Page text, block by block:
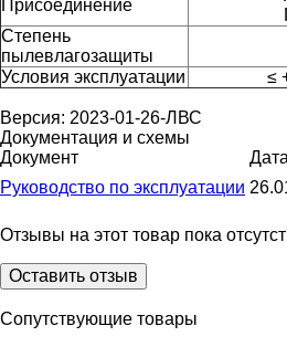
Присоединение
Степень
пылевлагозащиты
Условия эксплуатации
≤
Версия: 2023-01-26-ЛВС
Документация и схемы
Документ
Руководство по эксплуатации
Отзывы на этот товар пока
Оставить отзыв
Сопутствующие товары